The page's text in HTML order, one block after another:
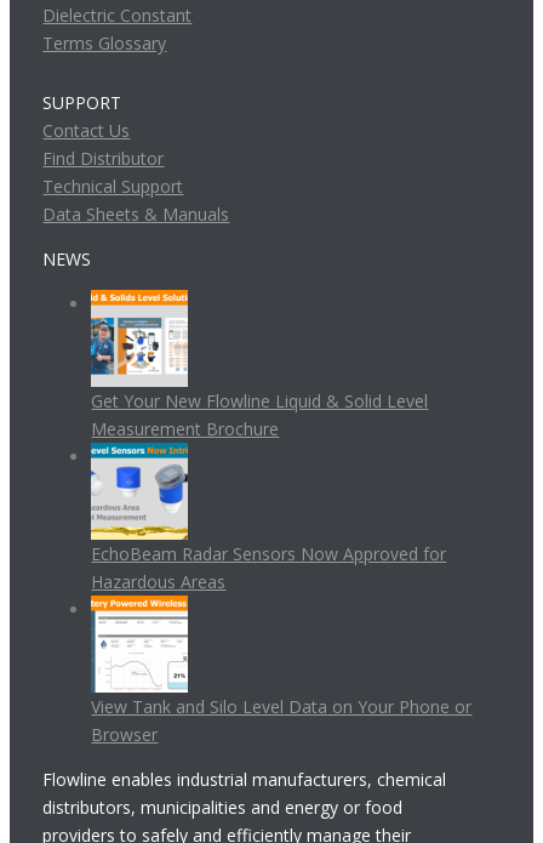
Dielectric Constant
Terms Glossary
SUPPORT
Contact Us
Find Distributor
Technical Support
Data Sheets & Manuals
NEWS
Get Your New Flowline Liquid & Solid Level
Measurement Brochure
EchoBeam Radar Sensors Now Approved for
Hazardous Areas
View Tank and Silo Level Data on Your Phone or
Browser
Flowline enables industrial manufacturers, chemical
distributors, municipalities and energy or food
providers to safely and efficiently manage their